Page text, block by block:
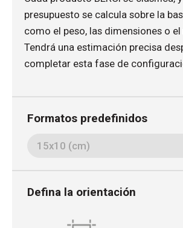
presupuesto se calcula sobre la
como el peso, las dimensiones o
Tendrá una estimación precisa
completar esta fase de
Formatos predefinidos
Defina la orientación